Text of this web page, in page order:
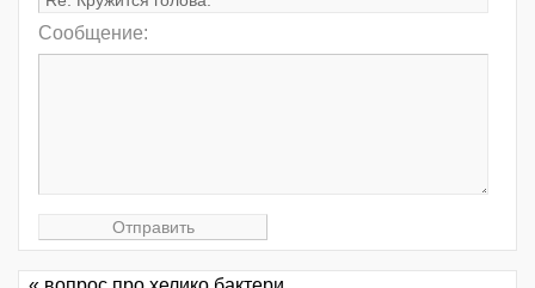
Сообщение: